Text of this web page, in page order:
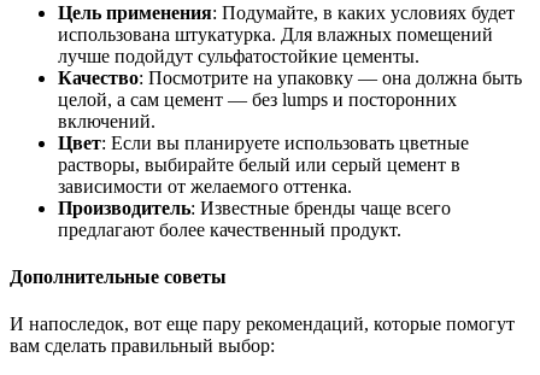
Цель применения: Подумайте, в каких условиях будет
использована штукатурка. Для влажных помещений
лучше подойдут сульфатостойкие цементы.
Качество: Посмотрите на упаковку — она должна быть
целой, а сам цемент — без lumps и посторонних
включений.
Цвет: Если вы планируете использовать цветные
растворы, выбирайте белый или серый цемент в
зависимости от желаемого оттенка.
Производитель: Известные бренды чаще всего
предлагают более качественный продукт.
Дополнительные советы
И напоследок, вот еще пару рекомендаций, которые помогут
вам сделать правильный выбор: